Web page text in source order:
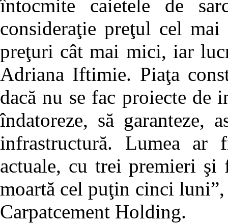
întocmite caietele de
consideraţie preţul cel
preţuri cât mai mici, iar
Adriana Iftimie. Piaţa
dacă nu se fac proiecte de
îndatoreze, să garanteze,
infrastructură. Lumea
actuale, cu trei premieri şi
moartă cel puţin cinci
Carpatcement Holding.